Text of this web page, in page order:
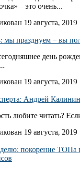
– это очень...
19 августа, 2019
мы празднуем – вы
день
19 августа, 2019
Андрей
любите читать?
19 августа, 2019
покорение ТОПа